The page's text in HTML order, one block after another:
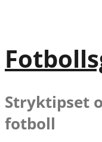
Stryktipset
fotboll